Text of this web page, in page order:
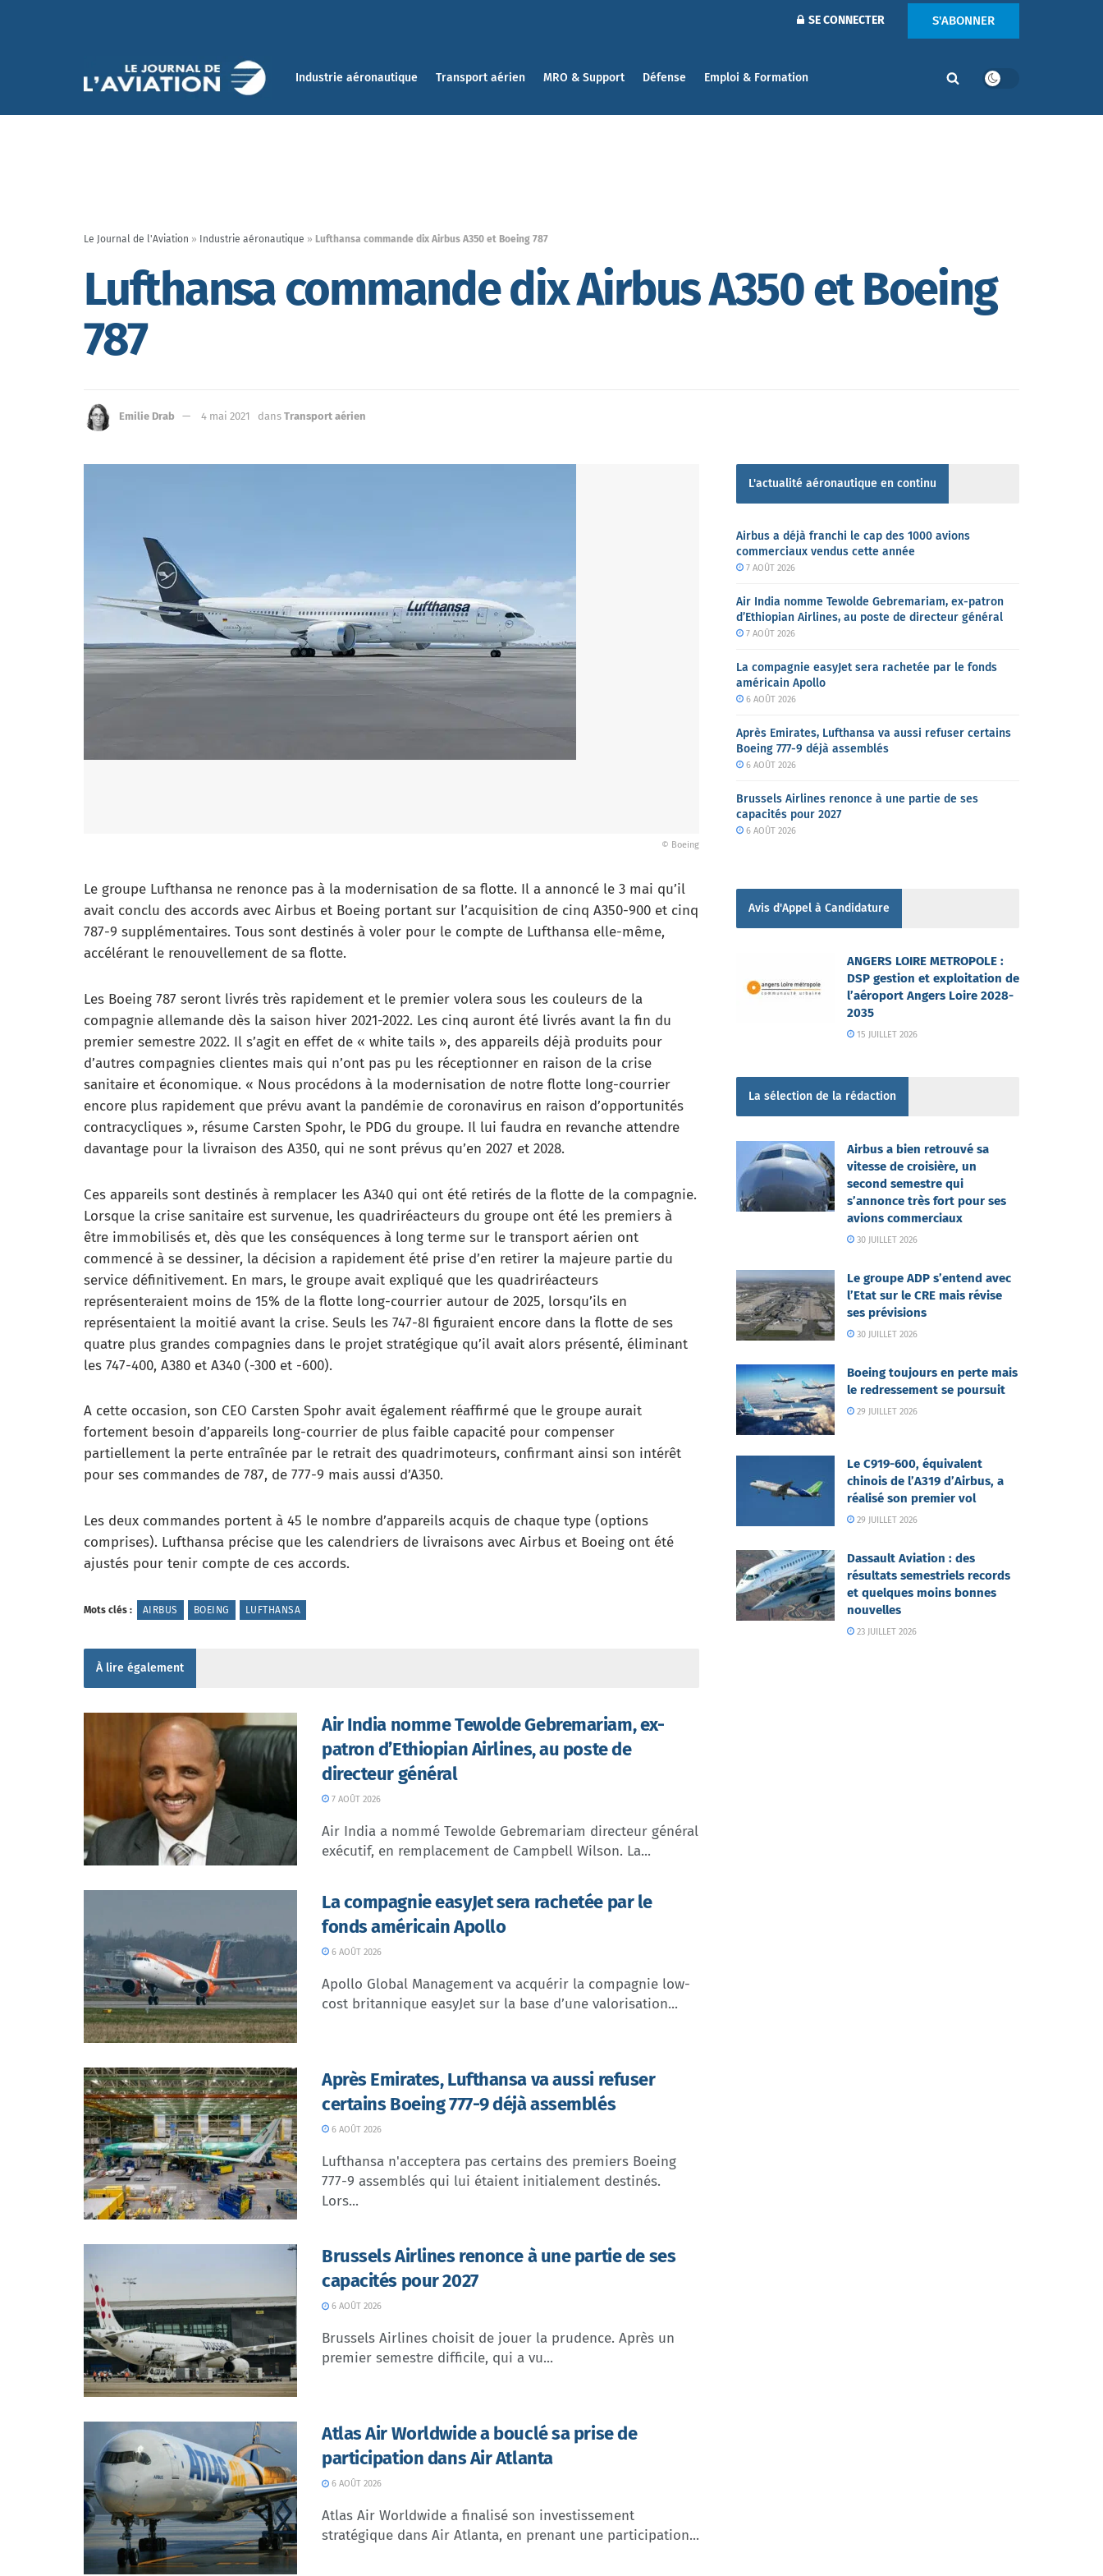
SE CONNECTER S'ABONNER
Industrie aéronautique Transport aérien MRO & Support Défense Emploi & Formation
Le Journal de l'Aviation » Industrie aéronautique » Lufthansa commande dix Airbus A350 et Boeing 787
Lufthansa commande dix Airbus A350 et Boeing
787
Emilie Drab 4 mai 2021 dans Transport aérien
© Boeing
Le groupe Lufthansa ne renonce pas à la modernisation de sa flotte. Il a annoncé le 3 mai qu’il
avait conclu des accords avec Airbus et Boeing portant sur l’acquisition de cinq A350-900 et cinq
787-9 supplémentaires. Tous sont destinés à voler pour le compte de Lufthansa elle-même,
accélérant le renouvellement de sa flotte.
Les Boeing 787 seront livrés très rapidement et le premier volera sous les couleurs de la
compagnie allemande dès la saison hiver 2021-2022. Les cinq auront été livrés avant la fin du
premier semestre 2022. Il s’agit en effet de « white tails », des appareils déjà produits pour
d’autres compagnies clientes mais qui n’ont pas pu les réceptionner en raison de la crise
sanitaire et économique. « Nous procédons à la modernisation de notre flotte long-courrier
encore plus rapidement que prévu avant la pandémie de coronavirus en raison d’opportunités
contracycliques », résume Carsten Spohr, le PDG du groupe. Il lui faudra en revanche attendre
davantage pour la livraison des A350, qui ne sont prévus qu’en 2027 et 2028.
Ces appareils sont destinés à remplacer les A340 qui ont été retirés de la flotte de la compagnie.
Lorsque la crise sanitaire est survenue, les quadriréacteurs du groupe ont été les premiers à
être immobilisés et, dès que les conséquences à long terme sur le transport aérien ont
commencé à se dessiner, la décision a rapidement été prise d’en retirer la majeure partie du
service définitivement. En mars, le groupe avait expliqué que les quadriréacteurs
représenteraient moins de 15% de la flotte long-courrier autour de 2025, lorsqu’ils en
représentaient la moitié avant la crise. Seuls les 747-8I figuraient encore dans la flotte de ses
quatre plus grandes compagnies dans le projet stratégique qu’il avait alors présenté, éliminant
les 747-400, A380 et A340 (-300 et -600).
A cette occasion, son CEO Carsten Spohr avait également réaffirmé que le groupe aurait
fortement besoin d’appareils long-courrier de plus faible capacité pour compenser
partiellement la perte entraînée par le retrait des quadrimoteurs, confirmant ainsi son intérêt
pour ses commandes de 787, de 777-9 mais aussi d’A350.
Les deux commandes portent à 45 le nombre d’appareils acquis de chaque type (options
comprises). Lufthansa précise que les calendriers de livraisons avec Airbus et Boeing ont été
ajustés pour tenir compte de ces accords.
Mots clés : AIRBUS BOEING LUFTHANSA
À lire également
Air India nomme Tewolde Gebremariam, ex-
patron d’Ethiopian Airlines, au poste de
directeur général
7 AOÛT 2026
Air India a nommé Tewolde Gebremariam directeur général
exécutif, en remplacement de Campbell Wilson. La...
La compagnie easyJet sera rachetée par le
fonds américain Apollo
6 AOÛT 2026
Apollo Global Management va acquérir la compagnie low-
cost britannique easyJet sur la base d’une valorisation...
Après Emirates, Lufthansa va aussi refuser
certains Boeing 777-9 déjà assemblés
6 AOÛT 2026
Lufthansa n'acceptera pas certains des premiers Boeing
777-9 assemblés qui lui étaient initialement destinés.
Lors...
Brussels Airlines renonce à une partie de ses
capacités pour 2027
6 AOÛT 2026
Brussels Airlines choisit de jouer la prudence. Après un
premier semestre difficile, qui a vu...
Atlas Air Worldwide a bouclé sa prise de
participation dans Air Atlanta
6 AOÛT 2026
Atlas Air Worldwide a finalisé son investissement
stratégique dans Air Atlanta, en prenant une participation...
L'actualité aéronautique en continu
Airbus a déjà franchi le cap des 1000 avions
commerciaux vendus cette année
7 AOÛT 2026
Air India nomme Tewolde Gebremariam, ex-patron
d’Ethiopian Airlines, au poste de directeur général
7 AOÛT 2026
La compagnie easyJet sera rachetée par le fonds
américain Apollo
6 AOÛT 2026
Après Emirates, Lufthansa va aussi refuser certains
Boeing 777-9 déjà assemblés
6 AOÛT 2026
Brussels Airlines renonce à une partie de ses
capacités pour 2027
6 AOÛT 2026
Avis d'Appel à Candidature
ANGERS LOIRE METROPOLE :
DSP gestion et exploitation de
l’aéroport Angers Loire 2028-
2035
15 JUILLET 2026
La sélection de la rédaction
Airbus a bien retrouvé sa
vitesse de croisière, un
second semestre qui
s’annonce très fort pour ses
avions commerciaux
30 JUILLET 2026
Le groupe ADP s’entend avec
l’Etat sur le CRE mais révise
ses prévisions
30 JUILLET 2026
Boeing toujours en perte mais
le redressement se poursuit
29 JUILLET 2026
Le C919-600, équivalent
chinois de l’A319 d’Airbus, a
réalisé son premier vol
29 JUILLET 2026
Dassault Aviation : des
résultats semestriels records
et quelques moins bonnes
nouvelles
23 JUILLET 2026